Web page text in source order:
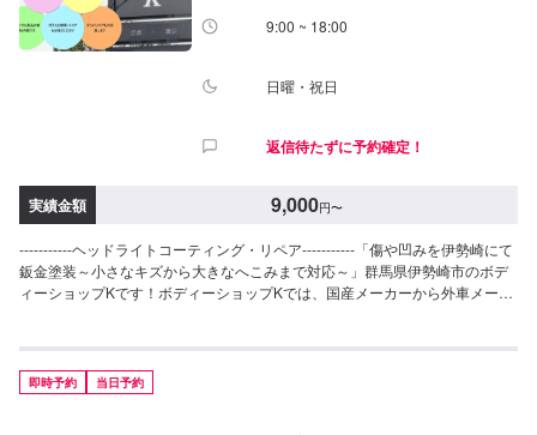
9:00 ~ 18:00
日曜・祝日
返信待たずに予約確定！
実績金額 9,000円〜
-----------ヘッドライトコーティング・リペア-----------「傷や凹みを伊勢崎にて
鈑金塗装～小さなキズから大きなへこみまで対応～」群馬県伊勢崎市のボデ
ィーショップKです！ボディーショップKでは、国産メーカーから外車メーカ
み・塗装の色あせや剥げなどお客様の大切な愛車をプロの技でお直しいたし
ます。お困りのことがございましたらなんでもご相談ください！鈑金塗装の
プロフェッショナルがお車の状態をしっかりと判断し、適切な修理の方法を
即時予約 当日予約